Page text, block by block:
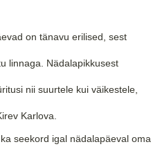
on tänavu erilised, sest
linnaga. Nädalapikkusest
nii suurtele kui väikestele,
Karlova.
seekord igal nädalapäeval oma